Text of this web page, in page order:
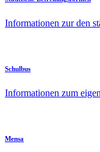
Informationen zur den
Schulbus
Informationen zum
Mensa